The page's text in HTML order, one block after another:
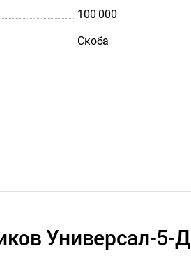
100 000
Скоба
Универсал-5-Д